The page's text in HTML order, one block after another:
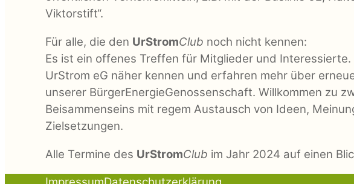
Viktorstift“.
Für alle, die den UrStromClub noch nicht kennen:
Es ist ein offenes Treffen für Mitglieder und
UrStrom eG näher kennen und erfahren mehr über
unserer BürgerEnergieGenossenschaft. Willkommen zu
Beisammenseins mit regem Austausch von Ideen,
Zielsetzungen.
Alle Termine des UrStromClub im Jahr 2024 auf einen